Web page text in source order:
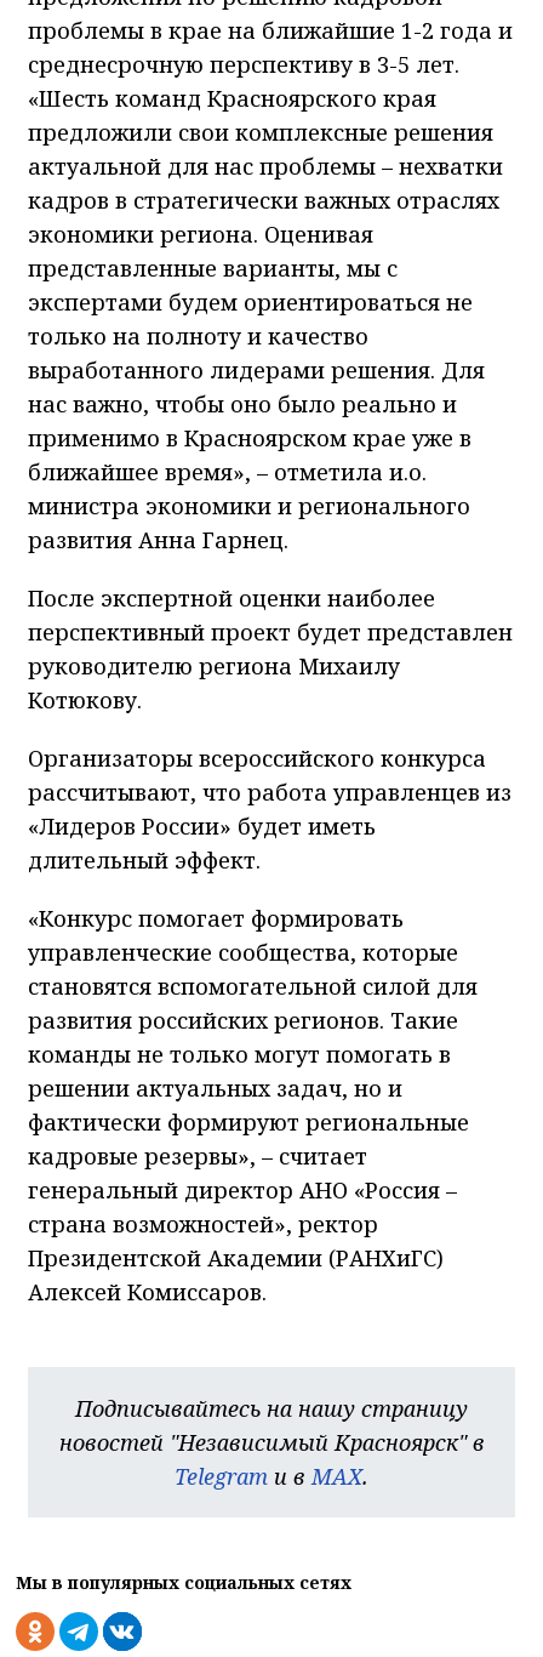
проблемы в крае на ближайшие 1-2 года и
среднесрочную перспективу в 3-5 лет.
«Шесть команд Красноярского края
предложили свои комплексные решения
актуальной для нас проблемы – нехватки
кадров в стратегически важных отраслях
экономики региона. Оценивая
представленные варианты, мы с
экспертами будем ориентироваться не
только на полноту и качество
выработанного лидерами решения. Для
нас важно, чтобы оно было реально и
применимо в Красноярском крае уже в
ближайшее время», – отметила и.о.
министра экономики и регионального
развития Анна Гарнец.
После экспертной оценки наиболее
перспективный проект будет представлен
руководителю региона Михаилу
Котюкову.
Организаторы всероссийского конкурса
рассчитывают, что работа управленцев из
«Лидеров России» будет иметь
длительный эффект.
«Конкурс помогает формировать
управленческие сообщества, которые
становятся вспомогательной силой для
развития российских регионов. Такие
команды не только могут помогать в
решении актуальных задач, но и
фактически формируют региональные
кадровые резервы», – считает
генеральный директор АНО «Россия –
страна возможностей», ректор
Президентской Академии (РАНХиГС)
Алексей Комиссаров.
Подписывайтесь на нашу страницу
новостей "Независимый Красноярск" в
Telegram и в MAX.
Мы в популярных социальных сетях